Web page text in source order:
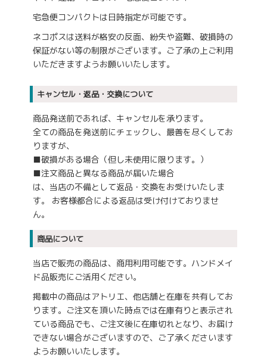
宅急便コンパクトは日時指定が可能です。
ネコポスは送料が格安の反面、紛失や盗難、破損時の
保証がない等の制限がございます。ご了承の上ご利用
いただきますようお願いいたします。
キャンセル・返品・交換について
商品発送前であれば、キャンセルを承ります。
全ての商品を発送前にチェックし、最善を尽くしてお
りますが、
■破損がある場合（但し未使用に限ります。）
■注文商品と異なる商品が届いた場合
は、当店の不備として返品・交換をお受けいたしま
す。 お客様都合による返品は受け付けておりませ
ん。
商品について
当店で販売の商品は、商用利用可能です。ハンドメイ
ド品販売にご活用ください。
掲載中の商品はアトリエ、他店舗と在庫を共有してお
ります。ご注文を頂いた時点では在庫有りと表示され
ている商品でも、ご注文後に在庫切れとなり、お届け
できない場合がございますので、ご了承くださいます
ようお願いいたします。